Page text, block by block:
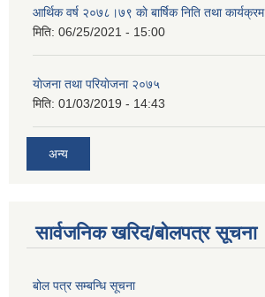
आर्थिक वर्ष २०७८।७९ काे बार्षिक निति तथा कार्यक्रम
मिति: 06/25/2021 - 15:00
याेजना तथा परियाेजना २०७५
मिति: 01/03/2019 - 14:43
अन्य
सार्वजनिक खरिद/बोलपत्र सूचना
बोल पत्र सम्बन्धि सूचना